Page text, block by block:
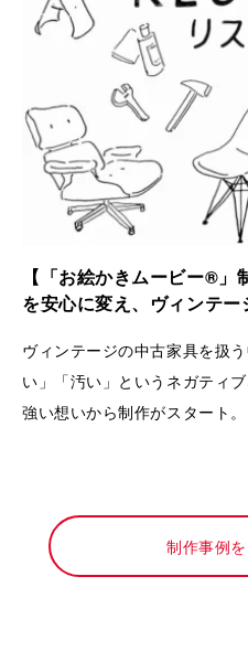
【「お絵かきムービー®」
を安心に変え、ヴィンテ
ヴィンテージの中古家具を扱
い」「汚い」というネガティ
強い想いから制作がスタート。
徹底したメンテナンスによっ
ンテリアも自由に楽しんでほ
案を形にするために依頼されま
制作事例